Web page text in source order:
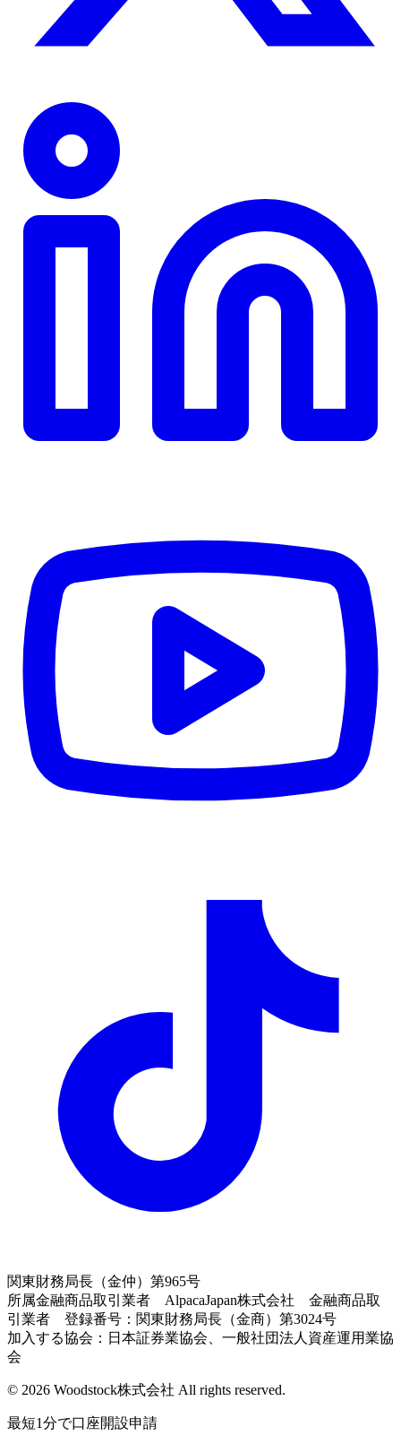
関東財務局長（金仲）第965号
所属金融商品取引業者 AlpacaJapan株式会社 金融商品取
引業者 登録番号：関東財務局長（金商）第3024号
加入する協会：日本証券業協会、一般社団法人資産運用業協
会
© 2026 Woodstock株式会社 All rights reserved.
最短1分で口座開設申請